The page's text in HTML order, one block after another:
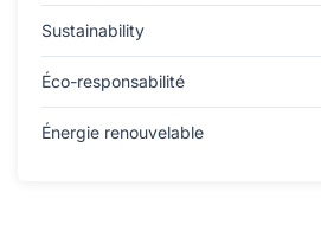
Sustainability
Éco-responsabilité
Énergie renouvelable